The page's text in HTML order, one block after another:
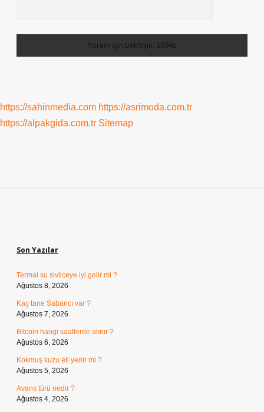
https://sahinmedia.com https://asrimoda.com.tr
https://alpakgida.com.tr Sitemap
Son Yazılar
Termal su sivilceye iyi gelir mi ?
Ağustos 8, 2026
Kaç tane Sabancı var ?
Ağustos 7, 2026
Bitcoin hangi saatlerde alınır ?
Ağustos 6, 2026
Kokmuş kuzu eti yenir mi ?
Ağustos 5, 2026
Avans türü nedir ?
Ağustos 4, 2026